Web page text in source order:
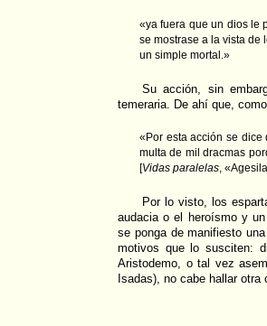
«ya fuera que un dios le
se mostrase a la vista de
un simple mortal.»
Su acción, sin
temeraria. De ahí que,
«Por esta acción se
multa de mil dracmas
[Vidas paralelas,
Por lo visto, los
audacia o el heroísmo y
se ponga de manifiesto
motivos que lo susciten:
Aristodemo, o tal vez
Isadas), no cabe hallar